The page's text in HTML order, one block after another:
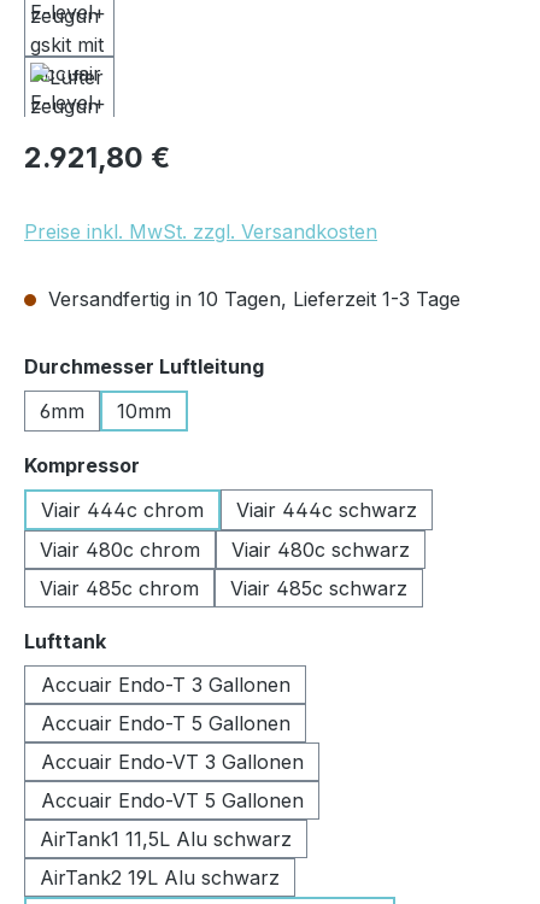
Regulärer Preis:
2.921,80 €
Preise inkl. MwSt. zzgl. Versandkosten
Versandfertig in 10 Tagen, Lieferzeit 1-3 Tage
Durchmesser Luftleitungauswählen
6mm
10mm
Kompressor
Viair 444c chrom
Viair 444c schwarz
Viair 480c chrom
Viair 480c schwarz
Viair 485c chrom
Viair 485c schwarz
Lufttankauswählen
Accuair Endo-T 3 Gallonen
Accuair Endo-T 5 Gallonen
Accuair Endo-VT 3 Gallonen
Accuair Endo-VT 5 Gallonen
AirTank1 11,5L Alu schwarz
AirTank2 19L Alu schwarz